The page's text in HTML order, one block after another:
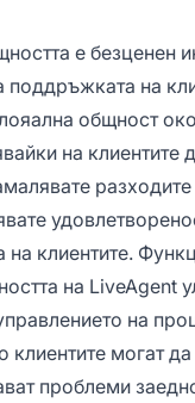
е безценен
поддръжката на
общност
на клиентите
на клиентите.
на LiveAgent
на
клиентите могат
проблеми